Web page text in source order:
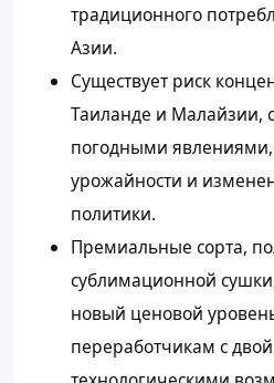
традиционного
Азии.
Существует риск
Таиланде и Малайзии,
погодными
урожайности и
политики.
Премиальные сорта,
сублимационной
новый ценовой
переработчикам с